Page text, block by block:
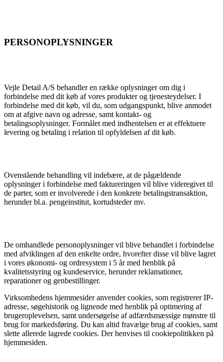
PERSONOPLYSNINGER
Vejle Detail A/S behandler en række oplysninger om dig i
forbindelse med dit køb af vores produkter og tjenesteydelser. I
forbindelse med dit køb, vil du, som udgangspunkt, blive anmodet
om at afgive navn og adresse, samt kontakt- og
betalingsoplysninger. Formålet med indhentelsen er at effektuere
levering og betaling i relation til opfyldelsen af dit køb.
Ovenstående behandling vil indebære, at de pågældende
oplysninger i forbindelse med faktureringen vil blive videregivet til
de parter, som er involverede i den konkrete betalingstransaktion,
herunder bl.a. pengeinstitut, kortudsteder mv.
De omhandlede personoplysninger vil blive behandlet i forbindelse
med afviklingen af den enkelte ordre, hvorefter disse vil blive lagret
i vores økonomi- og ordresystem i 5 år med henblik på
kvalitetsstyring og kundeservice, herunder reklamationer,
reparationer og genbestillinger.
Virksomhedens hjemmesider anvender cookies, som registrerer IP-
adresse, søgehistorik og lignende med henblik på optimering af
brugeroplevelsen, samt undersøgelse af adfærdsmæssige mønstre til
brug for markedsføring. Du kan altid fravælge brug af cookies, samt
slette allerede lagrede cookies. Der henvises til cookiepolitikken på
hjemmesiden.